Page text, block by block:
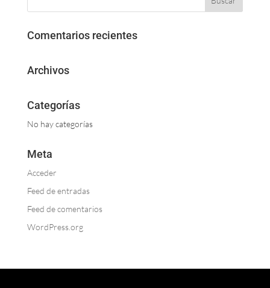
Comentarios recientes
Archivos
Categorías
No hay categorías
Meta
Acceder
Feed de entradas
Feed de comentarios
WordPress.org